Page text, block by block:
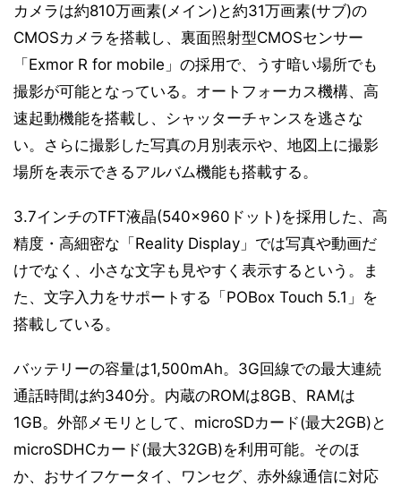
カメラは約810万画素(メイン)と約31万画素(サブ)の
CMOSカメラを搭載し、裏面照射型CMOSセンサー
「Exmor R for mobile」の採用で、うす暗い場所でも
撮影が可能となっている。オートフォーカス機構、高
速起動機能を搭載し、シャッターチャンスを逃さな
い。さらに撮影した写真の月別表示や、地図上に撮影
場所を表示できるアルバム機能も搭載する。
3.7インチのTFT液晶(540×960ドット)を採用した、高
精度・高細密な「Reality Display」では写真や動画だ
けでなく、小さな文字も見やすく表示するという。ま
た、文字入力をサポートする「POBox Touch 5.1」を
搭載している。
バッテリーの容量は1,500mAh。3G回線での最大連続
通話時間は約340分。内蔵のROMは8GB、RAMは
1GB。外部メモリとして、microSDカード(最大2GB)と
microSDHCカード(最大32GB)を利用可能。そのほ
か、おサイフケータイ、ワンセグ、赤外線通信に対応